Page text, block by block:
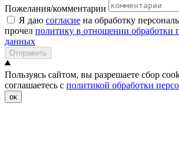
Пожелания/комментарии
Я даю согласие на обработку
прочел политику в отношении обработки
данных
Отправить
Пользуясь сайтом, вы разрешаете сбор
соглашаетесь с политикой обработки
ок